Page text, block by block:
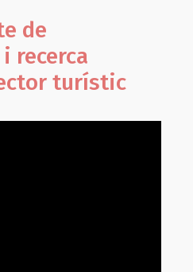
de
recerca
turístic